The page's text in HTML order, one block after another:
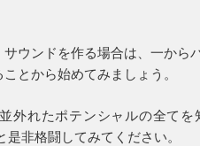
ウンドを作る場合は、一から
とから始めてみましょう。
外れたポテンシャルの全て
非格闘してみてください。